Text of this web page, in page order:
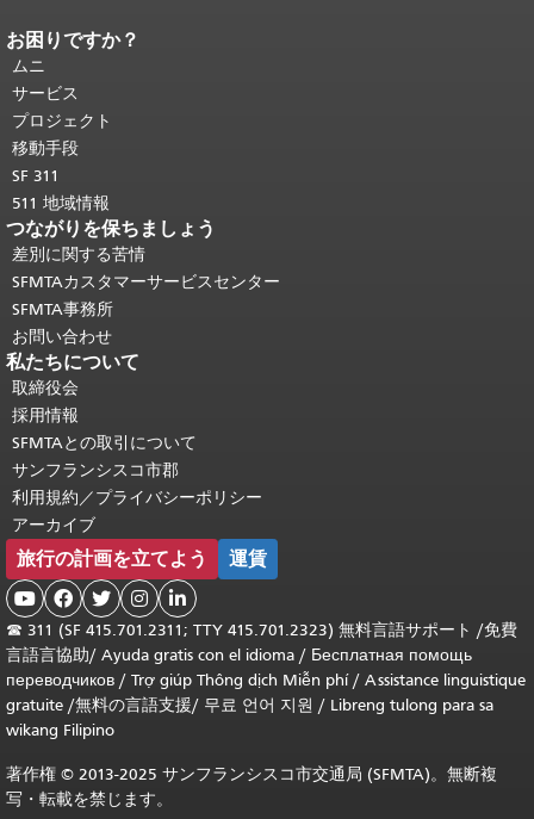
ページコンテンツの終わり。
ジの残りの部分はすべてのページで繰
り返されます。
頭に戻る。
お困りですか？
ムニ
サービス
プロジェクト
移動手段
SF 311
511 地域情報
つながりを保ちましょう
差別に関する苦情
SFMTAカスタマーサービスセンター
SFMTA事務所
お問い合わせ
私たちについて
取締役会
採用情報
SFMTAとの取引について
サンフランシスコ市郡
利用規約／プライバシーポリシー
アーカイブ
旅行の計画を立てよう 運賃
    
☎ 311 (SF 415.701.2311; TTY 415.701.2323) 無料言語サポート /免費
言語言協助/ Ayuda gratis con el idioma / Бесплатная помощь
переводчиков / Trợ giúp Thông dịch Miễn phí/ Assistance linguistique
gratuite /無料の言語支援/ 무료 언어 지원 / Libreng tulong para sa
wikang Filipino
著作権 © 2013-2025 サンフランシスコ市交通局 (SFMTA)。無断複
写・転載を禁じます。